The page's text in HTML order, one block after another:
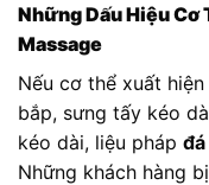
Những Dấu Hiệu Cơ
Massage
Nếu cơ thể xuất
bắp, sưng tấy kéo
kéo dài, liệu pháp
Những khách hàng